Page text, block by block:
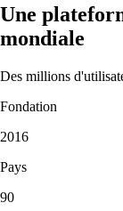
Une
mondiale
Des millions
Fondation
2016
Pays
90